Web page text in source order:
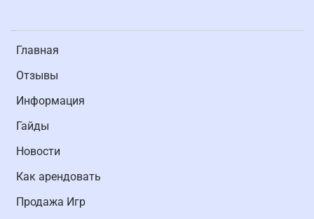
Главная
Отзывы
Информация
Гайды
Новости
Как арендовать
Продажа Игр